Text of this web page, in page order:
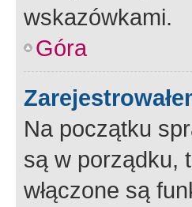
wskazówkami.
Góra
Na początku
są w porządku,
włączone są